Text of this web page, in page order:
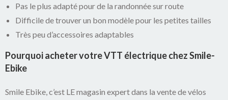
Pas le plus adapté pour de la randonnée sur route
Difficile de trouver un bon modèle pour les petites tailles
Très peu d’accessoires adaptables
Pourquoi acheter votre VTT électrique chez Smile-
Ebike
Smile Ebike, c’est LE magasin expert dans la vente de vélos